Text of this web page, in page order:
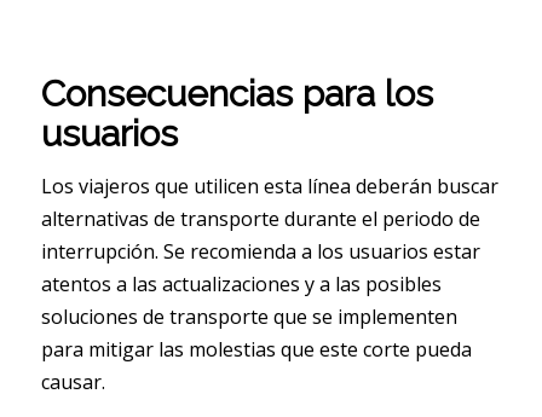
Consecuencias para los
usuarios
Los viajeros que utilicen esta línea deberán buscar
alternativas de transporte durante el periodo de
interrupción. Se recomienda a los usuarios estar
atentos a las actualizaciones y a las posibles
soluciones de transporte que se implementen
para mitigar las molestias que este corte pueda
causar.